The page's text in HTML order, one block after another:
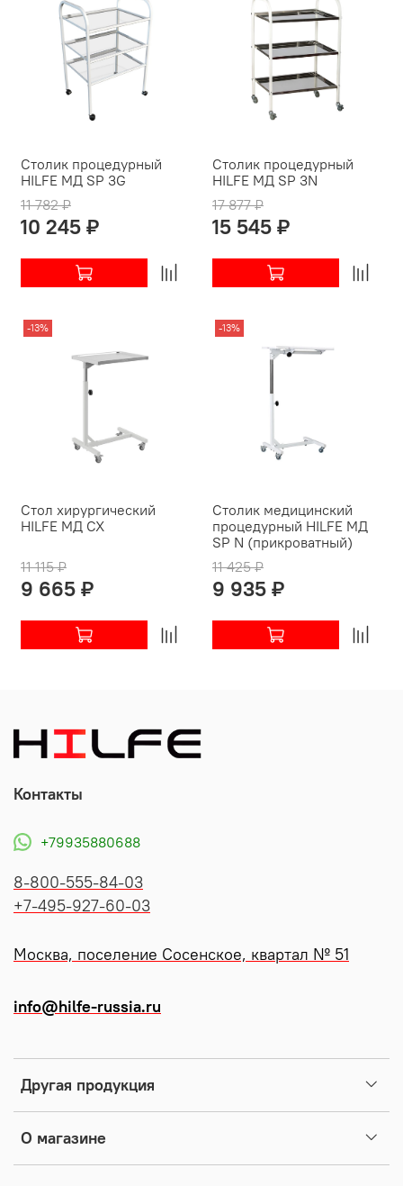
Столик процедурный
HILFE МД SP 3G
11 782 ₽
10 245 ₽
Столик процедурный
HILFE МД SP 3N
17 877 ₽
15 545 ₽
-13%
Стол хирургический
HILFE МД СХ
11 115 ₽
9 665 ₽
-13%
Столик медицинский
процедурный HILFE МД
SP N (прикроватный)
11 425 ₽
9 935 ₽
Другая продукция
О магазине
Контакты
+79935880688
8-800-555-84-03
+7-495-927-60-03
Москва, поселение Сосенское, квартал № 51
info@hilfe-russia.ru